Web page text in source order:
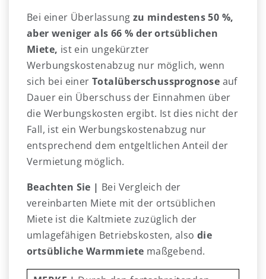
Bei einer Überlassung zu mindestens 50 %,
aber weniger als 66 % der ortsüblichen
Miete, ist ein ungekürzter
Werbungskostenabzug nur möglich, wenn
sich bei einerTotalüberschussprognose auf
Dauer ein Überschuss der Einnahmen über
die Werbungskosten ergibt. Ist dies nicht der
Fall, ist ein Werbungskostenabzug nur
entsprechend dem entgeltlichen Anteil der
Vermietung möglich.
Beachten Sie | Bei Vergleich der
vereinbarten Miete mit der ortsüblichen
Miete ist die Kaltmiete zuzüglich der
umlagefähigen Betriebskosten, also die
ortsübliche Warmmiete maßgebend.